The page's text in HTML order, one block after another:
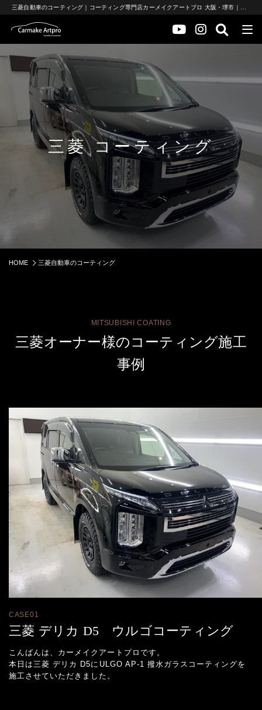
三菱 コーティング
HOME 三菱自動車のコーティング
MITSUBISHI COATING
三菱オーナー様のコーティング施工
事例
CASE01
三菱 デリカ D5 ウルゴコーティング
こんばんは、カーメイクアートプロです。
本日は三菱 デリカ D5にULGO AP-1 撥水ガラスコーティングを
施工させていただきました。